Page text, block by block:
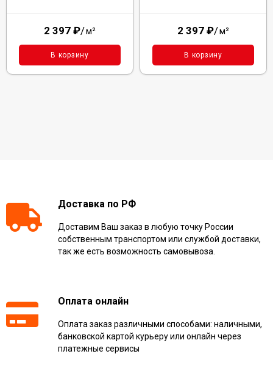
2 397 ₽/м²
В корзину
2 397 ₽/м²
В корзину
Доставка по РФ
Доставим Ваш заказ в любую точку России
собственным транспортом или службой доставки,
так же есть возможность самовывоза.
Оплата онлайн
Оплата заказ различными способами: наличными,
банковской картой курьеру или онлайн через
платежные сервисы